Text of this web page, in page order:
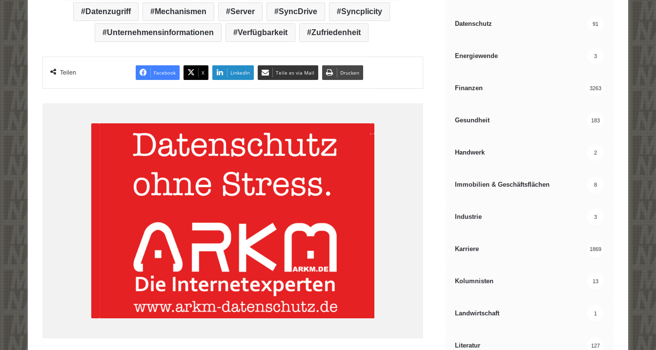
Datenzugriff Mechanismen Server SyncDrive Syncplicity
Unternehmensinformationen Verfügbarkeit Zufriedenheit
Teilen Facebook X LinkedIn Teile es via Mail Drucken
Datenschutz 91
Energiewende 3
Finanzen 3263
Gesundheit 183
Handwerk 2
Immobilien & Geschäftsflächen 8
Industrie 3
Karriere 1869
Kolumnisten 13
Landwirtschaft 1
Literatur 127